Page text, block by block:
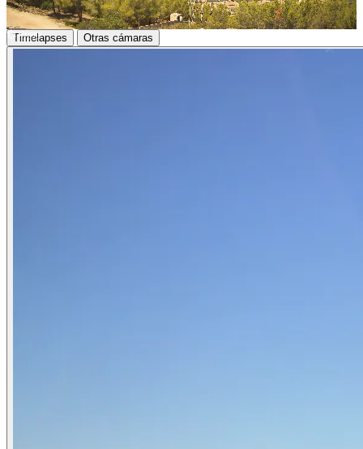
Loaded:
100.00%
Timelapses Otras cámaras